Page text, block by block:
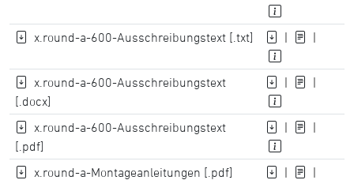
x.round-a-600-Ausschreibungstext [.txt] | |
x.round-a-600-Ausschreibungstext
[.docx]
| |
x.round-a-600-Ausschreibungstext
[.pdf]
| |
x.round-a-Montageanleitungen [.pdf] | |